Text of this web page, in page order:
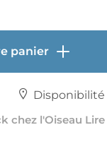
panier
Disponibilité
chez l'Oiseau Lire